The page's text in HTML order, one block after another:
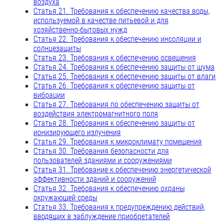
воздуха
Статья 21. Требования к обеспечению качества воды,
используемой в качестве питьевой и для
хозяйственно-бытовых нужд
Статья 22. Требования к обеспечению инсоляции и
солнцезащиты
Статья 23. Требования к обеспечению освещения
Статья 24. Требования к обеспечению защиты от шума
Статья 25. Требования к обеспечению защиты от влаги
Статья 26. Требования к обеспечению защиты от
вибрации
Статья 27. Требования по обеспечению защиты от
воздействия электромагнитного поля
Статья 28. Требования к обеспечению защиты от
ионизирующего излучения
Статья 29. Требования к микроклимату помещения
Статья 30. Требования безопасности для
пользователей зданиями и сооружениями
Статья 31. Требование к обеспечению энергетической
эффективности зданий и сооружений
Статья 32. Требования к обеспечению охраны
окружающей среды
Статья 33. Требования к предупреждению действий,
вводящих в заблуждение приобретателей